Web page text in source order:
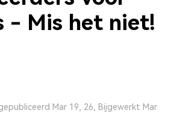
- Mis het niet!
Mar 19, 26, Bijgewerkt Mar